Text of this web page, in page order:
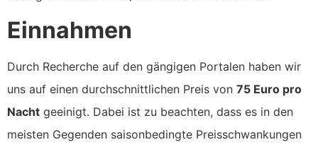
Einnahmen
Durch Recherche auf den gängigen Portalen haben wir
uns auf einen durchschnittlichen Preis von 75 Euro pro
Nacht geeinigt. Dabei ist zu beachten, dass es in den
meisten Gegenden saisonbedingte Preisschwankungen